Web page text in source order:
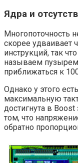
Ядра и
Многопоточность
скорее удваивает
инструкций, так
называем
приближаться к
Однако у этого
максимальную
достигнута в
том, что
обратно